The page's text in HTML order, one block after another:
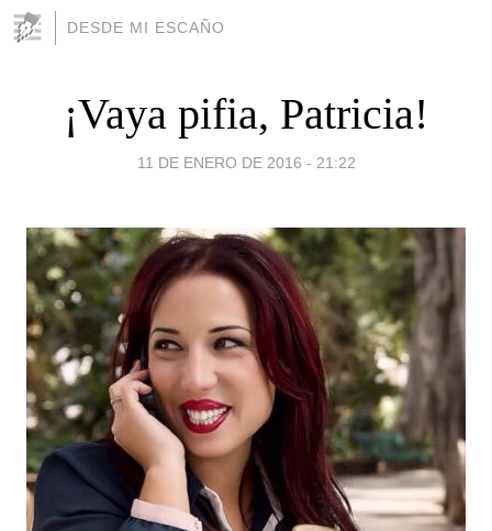
DESDE MI ESCAÑO
¡Vaya pifia, Patricia!
11 DE ENERO DE 2016 - 21:22